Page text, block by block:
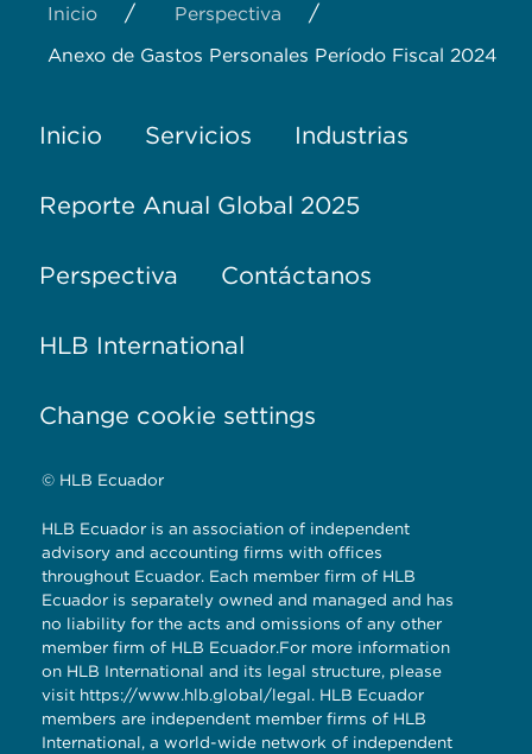
Inicio / Perspectiva /
Anexo de Gastos Personales Período Fiscal 2024
Inicio Servicios Industrias
Reporte Anual Global 2025
Perspectiva Contáctanos
HLB International
Change cookie settings
© HLB Ecuador
HLB Ecuador is an association of independent
advisory and accounting firms with offices
throughout Ecuador. Each member firm of HLB
Ecuador is separately owned and managed and has
no liability for the acts and omissions of any other
member firm of HLB Ecuador.For more information
on HLB International and its legal structure, please
visit https://www.hlb.global/legal. HLB Ecuador
members are independent member firms of HLB
International, a world-wide network of independent